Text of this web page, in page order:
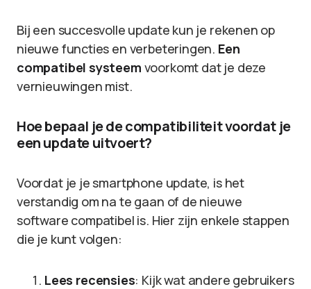
Bij een succesvolle update kun je rekenen op
nieuwe functies en verbeteringen. Een
compatibel systeem voorkomt dat je deze
vernieuwingen mist.
Hoe bepaal je de compatibiliteit voordat je
een update uitvoert?
Voordat je je smartphone update, is het
verstandig om na te gaan of de nieuwe
software compatibel is. Hier zijn enkele stappen
die je kunt volgen:
Lees recensies: Kijk wat andere gebruikers